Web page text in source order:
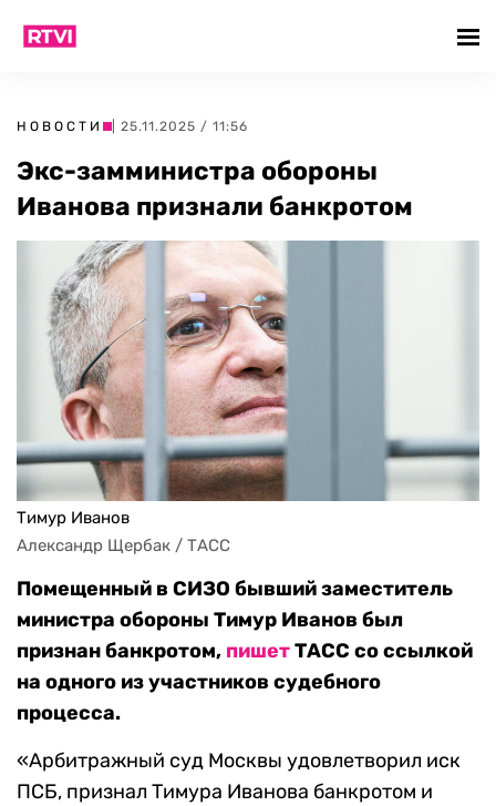
НОВОСТИ | 25.11.2025 / 11:56
Экс-замминистра обороны
Иванова признали банкротом
Тимур Иванов
Александр Щербак / ТАСС
Помещенный в СИЗО бывший заместитель
министра обороны Тимур Иванов был
признан банкротом, пишетТАСС со ссылкой
на одного из участников судебного
процесса.
«Арбитражный суд Москвы удовлетворил иск
ПСБ, признал Тимура Иванова банкротом и